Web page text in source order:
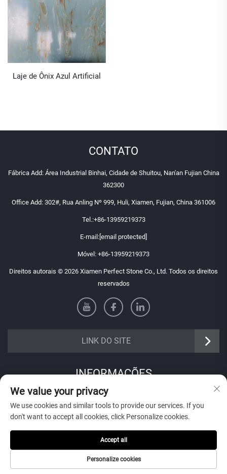
Laje de Ônix Azul Artificial
CONTATO
Fábrica Add: Área Industrial Binhai, Cidade de Shuitou, Nan'an Fujian China
362300
Office Add: 302#, Rua Anling Nº 999, Huli, Xiamen, Fujian, China 361006
Tel.:+86-13959219373
E-mail: [email protected]
Móvel: +86-13959219373
Direitos autorais © 2026 Xiamen Perfect Stone Co., Ltd. Todos os direitos
reservados
LINK DO SITE
INFORMAÇÕES
Inscreva-se para receber nosso boletim informativo semanal
Enviar
We value your privacy
We use cookies and similar tools to provide our services. If you
don't want to accept all cookies, click Personalize cookies.
Personalize cookies
Accept all